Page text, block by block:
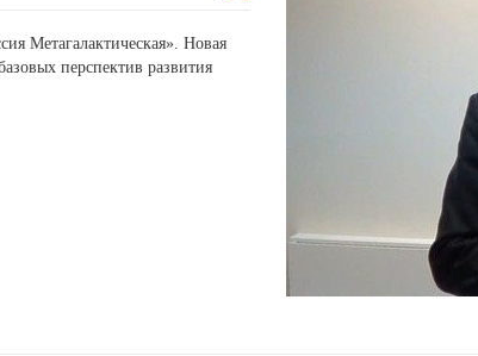
Метагалактическая». Новая
перспектив развития